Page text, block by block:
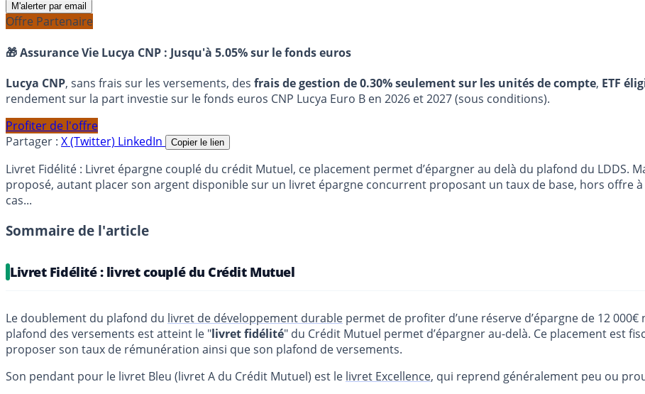
M'alerter par email
Offre Partenaire
🎁 Assurance Vie Lucya CNP : Jusqu'à 5.05% sur le fonds euros
Lucya CNP, sans frais sur les versements, des frais de gestion de 0.30% seulement sur les unités de compte, ETF
rendement sur la part investie sur le fonds euros CNP Lucya Euro B en 2026 et 2027 (sous conditions).
Profiter de l'offre
Partager : X (Twitter) LinkedIn Copier le lien
Livret Fidélité : Livret épargne couplé du crédit Mutuel, ce placement permet d’épargner au delà du plafond du LDDS.
proposé, autant placer son argent disponible sur un livret épargne concurrent proposant un taux de base, hors offre
cas...
Sommaire de l'article
Livret Fidélité : livret couplé du Crédit Mutuel
Le doublement du plafond du livret de développement durable permet de profiter d’une réserve d’épargne de 12 000€
plafond des versements est atteint le "livret fidélité" du Crédit Mutuel permet d’épargner au-delà. Ce placement est
proposer son taux de rémunération ainsi que son plafond de versements.
Son pendant pour le livret Bleu (livret A du Crédit Mutuel) est le livret Excellence, qui reprend généralement peu ou